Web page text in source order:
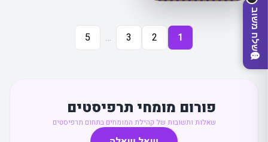
1
2
3
…
5
פורום מומחי תרפיסטים
שאלות ותשובות של קהילת המומחים בתחום תרפיסטים
שלח משוב